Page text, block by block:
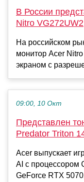
В России
Nitro VG272UW2
На российском
монитор Acer
экраном с
09:00, 10 Окт
Представлен
Predator Triton
Acer выпускает
AI с процессором
GeForce RTX